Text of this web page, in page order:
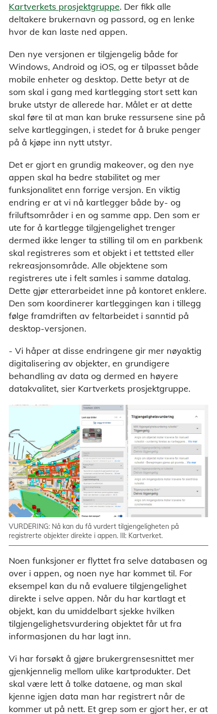
Kartverkets prosjektgruppe. Der fikk alle
deltakere brukernavn og passord, og en lenke
hvor de kan laste ned appen.
Den nye versjonen er tilgjengelig både for
Windows, Android og iOS, og er tilpasset både
mobile enheter og desktop. Dette betyr at de
som skal i gang med kartlegging stort sett kan
bruke utstyr de allerede har. Målet er at dette
skal føre til at man kan bruke ressursene sine på
selve kartleggingen, i stedet for å bruke penger
på å kjøpe inn nytt utstyr.
Det er gjort en grundig makeover, og den nye
appen skal ha bedre stabilitet og mer
funksjonalitet enn forrige versjon. En viktig
endring er at vi nå kartlegger både by- og
friluftsområder i en og samme app. Den som er
ute for å kartlegge tilgjengelighet trenger
dermed ikke lenger ta stilling til om en parkbenk
skal registreres som et objekt i et tettsted eller
rekreasjonsområde. Alle objektene som
registreres ute i felt samles i samme datalag.
Dette gjør etterarbeidet inne på kontoret enklere.
Den som koordinerer kartleggingen kan i tillegg
følge framdriften av feltarbeidet i sanntid på
desktop-versjonen.
- Vi håper at disse endringene gir mer nøyaktig
digitalisering av objekter, en grundigere
behandling av data og dermed en høyere
datakvalitet, sier Kartverkets prosjektgruppe.
VURDERING: Nå kan du få vurdert tilgjengeligheten på
registrerte objekter direkte i appen. Ill: Kartverket.
Noen funksjoner er flyttet fra selve databasen og
over i appen, og noen nye har kommet til. For
eksempel kan du nå evaluere tilgjengelighet
direkte i selve appen. Når du har kartlagt et
objekt, kan du umiddelbart sjekke hvilken
tilgjengelighetsvurdering objektet får ut fra
informasjonen du har lagt inn.
Vi har forsøkt å gjøre brukergrensesnittet mer
gjenkjennelig mellom ulike kartprodukter. Det
skal være lett å tolke dataene, og man skal
kjenne igjen data man har registrert når de
kommer ut på nett. Et grep som er gjort her, er at